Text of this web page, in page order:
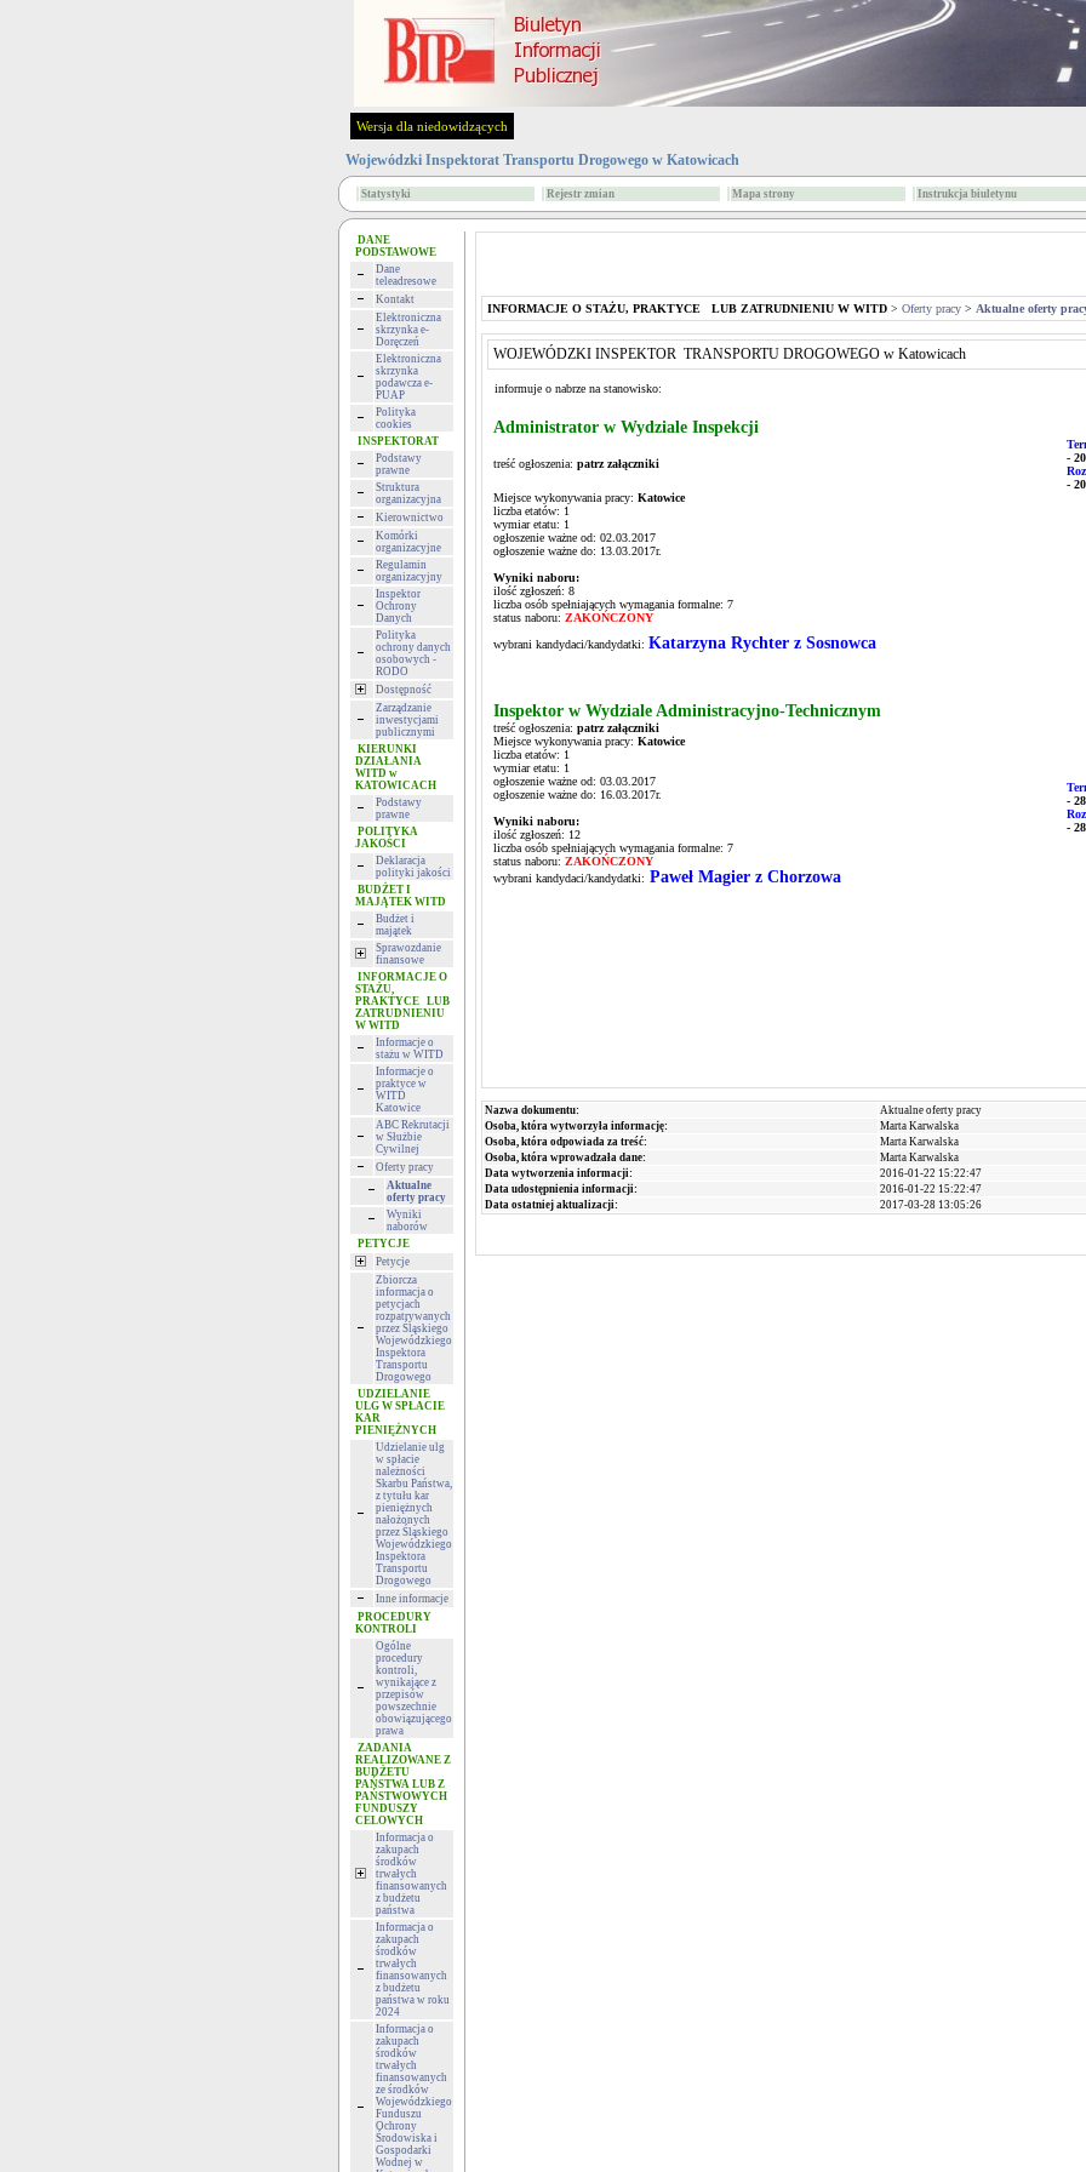
Wersja dla niedowidzących
Wojewódzki Inspektorat Transportu Drogowego w Katowicach
Statystyki Rejestr zmian Mapa strony Instrukcja biuletynu
DANE
PODSTAWOWE
Dane
teleadresowe
Kontakt
Elektroniczna
skrzynka e-
Doręczeń
Elektroniczna
skrzynka
podawcza e-
PUAP
Polityka
cookies
INSPEKTORAT
Podstawy
prawne
Struktura
organizacyjna
Kierownictwo
Komórki
organizacyjne
Regulamin
organizacyjny
Inspektor
Ochrony
Danych
Polityka
ochrony danych
osobowych -
RODO
Dostępność
Zarządzanie
inwestycjami
publicznymi
KIERUNKI
DZIAŁANIA
WITD w
KATOWICACH
Podstawy
prawne
POLITYKA
JAKOŚCI
Deklaracja
polityki jakości
BUDŻET I
MAJĄTEK WITD
Budżet i
majątek
Sprawozdanie
finansowe
INFORMACJE O
STAŻU,
PRAKTYCE LUB
ZATRUDNIENIU
W WITD
Informacje o
stażu w WITD
Informacje o
praktyce w
WITD
Katowice
ABC Rekrutacji
w Służbie
Cywilnej
Oferty pracy
Aktualne
oferty pracy
Wyniki
naborów
PETYCJE
Petycje
Zbiorcza
informacja o
petycjach
rozpatrywanych
przez Śląskiego
Wojewódzkiego
Inspektora
Transportu
Drogowego
UDZIELANIE
ULG W SPŁACIE
KAR
PIENIĘŻNYCH
Udzielanie ulg
w spłacie
należności
Skarbu Państwa,
z tytułu kar
pieniężnych
nałożonych
przez Śląskiego
Wojewódzkiego
Inspektora
Transportu
Drogowego
Inne informacje
PROCEDURY
KONTROLI
Ogólne
procedury
kontroli,
wynikające z
przepisów
powszechnie
obowiązującego
prawa
ZADANIA
REALIZOWANE Z
BUDŻETU
PAŃSTWA LUB Z
PAŃSTWOWYCH
FUNDUSZY
CELOWYCH
Informacja o
zakupach
środków
trwałych
finansowanych
z budżetu
państwa
Informacja o
zakupach
środków
trwałych
finansowanych
z budżetu
państwa w roku
2024
Informacja o
zakupach
środków
trwałych
finansowanych
ze środków
Wojewódzkiego
Funduszu
Ochrony
Środowiska i
Gospodarki
Wodnej w
INFORMACJE O STAŻU, PRAKTYCE LUB ZATRUDNIENIU W WITD> Oferty pracy> Aktualne oferty
WOJEWÓDZKI INSPEKTOR TRANSPORTU DROGOWEGO w Katowicach
informuje o nabrze na stanowisko:
Administrator w Wydziale Inspekcji
treść ogłoszenia: patrz załączniki
-
-
Miejsce wykonywania pracy: Katowice
liczba etatów: 1
wymiar etatu: 1
ogłoszenie ważne od: 02.03.2017
ogłoszenie ważne do: 13.03.2017r.
Wyniki naboru:
ilość zgłoszeń: 8
liczba osób spełniających wymagania formalne: 7
status naboru: ZAKOŃCZONY
wybrani kandydaci/kandydatki: Katarzyna Rychter z Sosnowca
Inspektor w Wydziale Administracyjno-Technicznym
treść ogłoszenia: patrz załączniki
Miejsce wykonywania pracy: Katowice
liczba etatów: 1
wymiar etatu: 1
ogłoszenie ważne od: 03.03.2017
ogłoszenie ważne do: 16.03.2017r.
Wyniki naboru:
ilość zgłoszeń: 12
liczba osób spełniających wymagania formalne: 7
status naboru: ZAKOŃCZONY
wybrani kandydaci/kandydatki: Paweł Magier z Chorzowa
-
-
Nazwa dokumentu:
Aktualne oferty pracy
Osoba, która wytworzyła informację:
Marta Karwalska
Osoba, która odpowiada za treść:
Marta Karwalska
Osoba, która wprowadzała dane:
Marta Karwalska
Data wytworzenia informacji:
2016-01-22 15:22:47
Data udostępnienia informacji:
2016-01-22 15:22:47
Data ostatniej aktualizacji:
2017-03-28 13:05:26